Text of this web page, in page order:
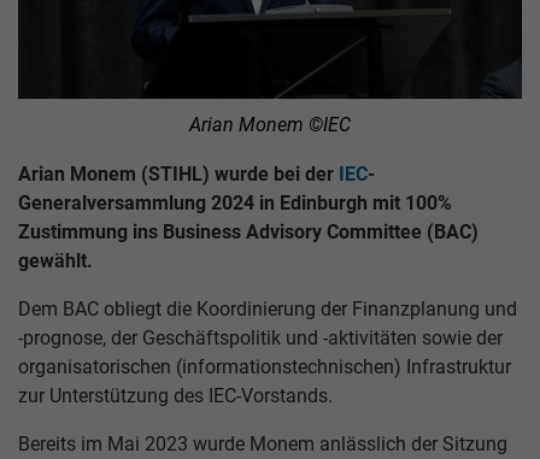
Arian Monem ©IEC
Arian Monem (STIHL) wurde bei der IEC-
Generalversammlung 2024 in Edinburgh mit 100%
Zustimmung ins Business Advisory Committee (BAC)
gewählt.
Dem BAC obliegt die Koordinierung der Finanzplanung und
-prognose, der Geschäftspolitik und -aktivitäten sowie der
organisatorischen (informationstechnischen) Infrastruktur
zur Unterstützung des IEC-Vorstands.
Bereits im Mai 2023 wurde Monem anlässlich der Sitzung